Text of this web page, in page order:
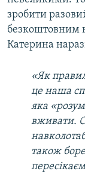
зробити
безкоштовним
Катерина
«Як
це наша
яка
вживати.
також